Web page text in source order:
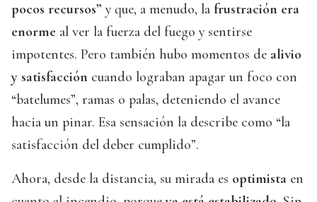
pocos recursos” y que, a menudo, la frustración era
enorme al ver la fuerza del fuego y sentirse
impotentes. Pero también hubo momentos de alivio
y satisfacción cuando lograban apagar un foco con
“batelumes”, ramas o palas, deteniendo el avance
hacia un pinar. Esa sensación la describe como “la
satisfacción del deber cumplido”.
Ahora, desde la distancia, su mirada es optimista en